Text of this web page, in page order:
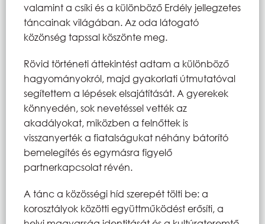
valamint a csíki és a különböző Erdély jellegzetes
táncainak világában. Az oda látogató
közönség tapssal köszönte meg.
Rövid történeti áttekintést adtam a különböző
hagyományokról, majd gyakorlati útmutatóval
segítettem a lépések elsajátítását. A gyerekek
könnyedén, sok nevetéssel vették az
akadályokat, miközben a felnőttek is
visszanyerték a fiatalságukat néhány bátorító
bemelegítés és egymásra figyelő
partnerkapcsolat révén.
A tánc a közösségi híd szerepét tölti be: a
korosztályok közötti együttműködést erősíti, a